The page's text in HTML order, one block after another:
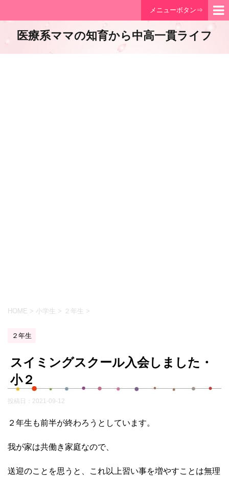
メニューボタン⇒
医療系ママの知育から中高一貫ライフ
HOME > 小学生 > ２年生 >
２年生
スイミングスクール入会しました・
小２
投稿日： 2021-09-12
２年生も前半が終わろうとしています。
我が家は共働き家庭なので、
送迎のことを思うと、これ以上習い事を増やすことは無理